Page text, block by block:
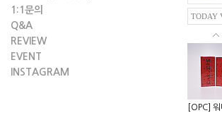
1:1문의
Q&A
REVIEW
EVENT
INSTAGRAM
TODAY
[OPC]